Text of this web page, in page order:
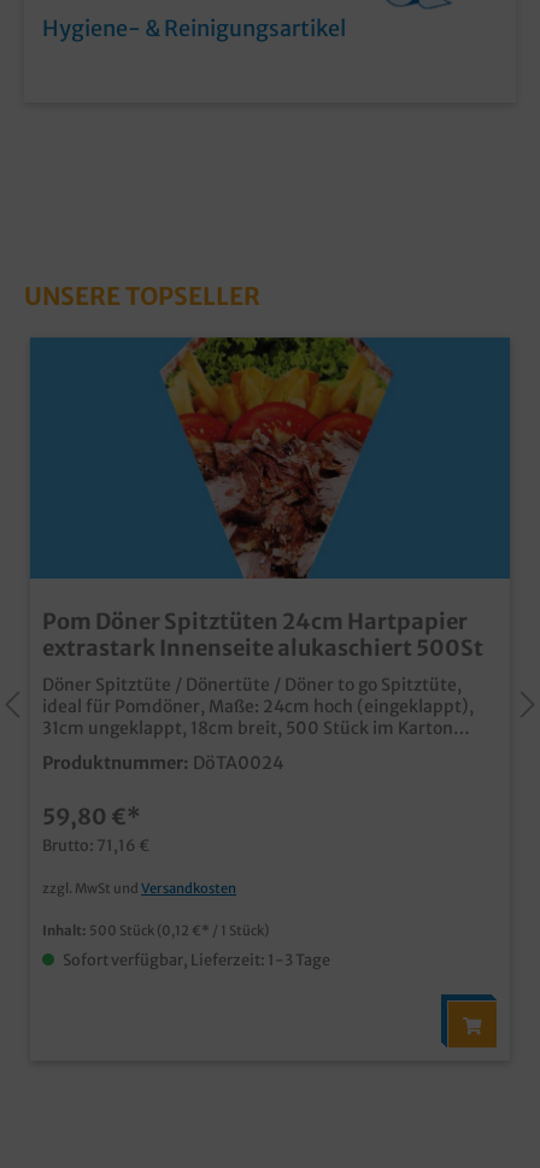
Hygiene- & Reinigungsartikel
UNSERE TOPSELLER
Pom Döner Spitztüten 24cm Hartpapier
extrastark Innenseite alukaschiert 500St
Döner Spitztüte / Dönertüte / Döner to go Spitztüte,
ideal für Pomdöner, Maße: 24cm hoch (eingeklappt),
31cm ungeklappt, 18cm breit, 500 Stück im Karton
Alukaschierte Innenseite für bestmögliches
Warmhalten Fettdicht und lebensmittelecht
Geschäft mit der berühmten Spezialität
Produktnummer: DöTA0024
59,80 €*
Brutto: 71,16 €
zzgl. MwSt und Versandkosten
Inhalt: 500 Stück (0,12 €* / 1 Stück)
Sofort verfügbar, Lieferzeit: 1-3 Tage